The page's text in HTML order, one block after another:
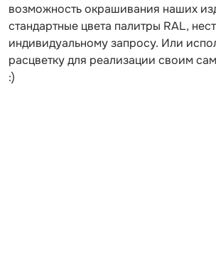
возможность окрашивания наших
стандартные цвета палитры RAL,
индивидуальному запросу. Или
расцветку для реализации своим
:)